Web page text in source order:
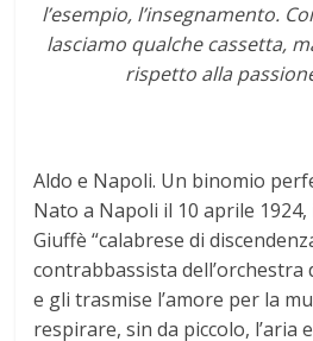
l’esempio, l’insegnamento.
lasciamo qualche cassetta,
rispetto alla
Aldo e Napoli. Un binomio
Nato a Napoli il 10 aprile 1924,
Giuffè “calabrese di
contrabbassista dell’orchestra
e gli trasmise l’amore per la
respirare, sin da piccolo, l’aria